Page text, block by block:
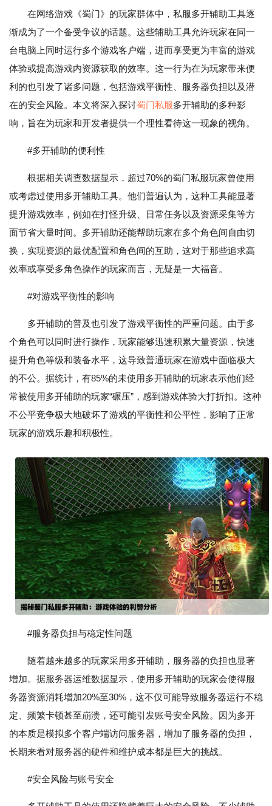
在网络游戏《蜀门》的玩家群体中，私服多开辅助工具逐
渐成为了一个备受争议的话题。这些辅助工具允许玩家在同一
台电脑上同时运行多个游戏客户端，进而享受更为丰富的游戏
体验或提高游戏内资源获取的效率。这一行为在为玩家带来便
利的也引发了诸多问题，包括游戏平衡性、服务器负担以及潜
在的安全风险。本文将深入探讨蜀门私服多开辅助的多种影
响，旨在为玩家和开发者提供一个理性看待这一现象的视角。
#多开辅助的便利性
根据相关调查数据显示，超过70%的蜀门私服玩家曾使用
或考虑过使用多开辅助工具。他们普遍认为，这种工具能显著
提升游戏效率，例如在打怪升级、日常任务以及资源采集等方
面节省大量时间。多开辅助还能帮助玩家在多个角色间自由切
换，实现资源的最优配置和角色间的互助，这对于那些追求高
效率或享受多角色操作的玩家而言，无疑是一大福音。
#对游戏平衡性的影响
多开辅助的普及也引发了游戏平衡性的严重问题。由于多
个角色可以同时进行操作，玩家能够迅速积累大量资源，快速
提升角色等级和装备水平，这导致普通玩家在游戏中面临极大
的不公。据统计，有85%的未使用多开辅助的玩家表示他们经
常被使用多开辅助的玩家“碾压”，感到游戏体验大打折扣。这种
不公平竞争极大地破坏了游戏的平衡性和公平性，影响了正常
玩家的游戏乐趣和积极性。
#服务器负担与稳定性问题
随着越来越多的玩家采用多开辅助，服务器的负担也显著
增加。据服务器运维数据显示，使用多开辅助的玩家会使得服
务器资源消耗增加20%至30%，这不仅可能导致服务器运行不稳
定、频繁卡顿甚至崩溃，还可能引发账号安全风险。因为多开
的本质是模拟多个客户端访问服务器，增加了服务器的负担，
长期来看对服务器的硬件和维护成本都是巨大的挑战。
#安全风险与账号安全